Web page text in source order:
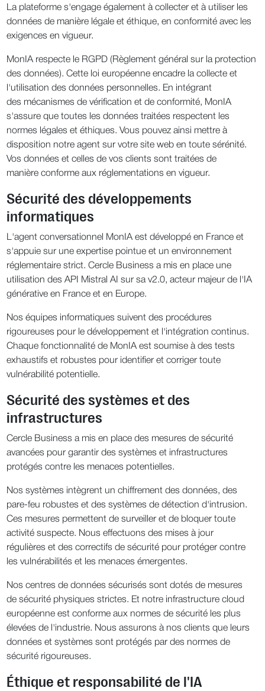
La plateforme s'engage également à collecter et à utiliser les
données de manière légale et éthique, en conformité avec les
exigences en vigueur.
MonIA respecte le RGPD (Règlement général sur la protection
des données). Cette loi européenne encadre la collecte et
l'utilisation des données personnelles. En intégrant
des mécanismes de vérification et de conformité, MonIA
s'assure que toutes les données traitées respectent les
normes légales et éthiques. Vous pouvez ainsi mettre à
disposition notre agent sur votre site web en toute sérénité.
Vos données et celles de vos clients sont traitées de
manière conforme aux réglementations en vigueur.
Sécurité des développements
informatiques
L'agent conversationnel MonIA est développé en France et
s'appuie sur une expertise pointue et un environnement
réglementaire strict. Cercle Business a mis en place une
utilisation des API Mistral AI sur sa v2.0, acteur majeur de l'IA
générative en France et en Europe.
Nos équipes informatiques suivent des procédures
rigoureuses pour le développement et l'intégration continus.
Chaque fonctionnalité de MonIA est soumise à des tests
exhaustifs et robustes pour identifier et corriger toute
vulnérabilité potentielle.
Sécurité des systèmes et des
infrastructures
Cercle Business a mis en place des mesures de sécurité
avancées pour garantir des systèmes et infrastructures
protégés contre les menaces potentielles.
Nos systèmes intègrent un chiffrement des données, des
pare-feu robustes et des systèmes de détection d'intrusion.
Ces mesures permettent de surveiller et de bloquer toute
activité suspecte. Nous effectuons des mises à jour
régulières et des correctifs de sécurité pour protéger contre
les vulnérabilités et les menaces émergentes.
Nos centres de données sécurisés sont dotés de mesures
de sécurité physiques strictes. Et notre infrastructure cloud
européenne est conforme aux normes de sécurité les plus
élevées de l'industrie. Nous assurons à nos clients que leurs
données et systèmes sont protégés par des normes de
sécurité rigoureuses.
Éthique et responsabilité de l'IA